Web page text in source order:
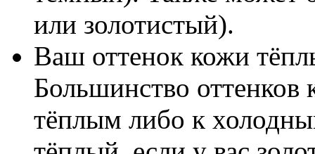
или золотистый).
Ваш оттенок кожи
Большинство оттенков
тёплым либо к